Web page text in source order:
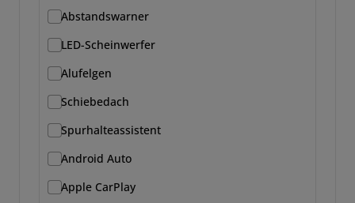
Abstandswarner
LED-Scheinwerfer
Alufelgen
Schiebedach
Spurhalteassistent
Android Auto
Apple CarPlay